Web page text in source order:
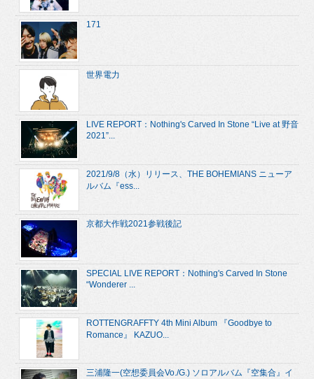
171
世界電力
LIVE REPORT：Nothing's Carved In Stone “Live at 野音
2021”...
2021/9/8（水）リリース、THE BOHEMIANS ニューア
ルバム『ess...
京都大作戦2021参戦後記
SPECIAL LIVE REPORT：Nothing's Carved In Stone
“Wonderer ...
ROTTENGRAFFTY 4th Mini Album 『Goodbye to
Romance』 KAZUO...
三浦隆一(空想委員会Vo./G.) ソロアルバム『空集合』イ